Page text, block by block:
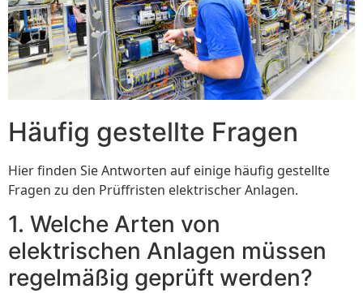
Häufig gestellte Fragen
Hier finden Sie Antworten auf einige häufig gestellte
Fragen zu den Prüffristen elektrischer Anlagen.
1. Welche Arten von
elektrischen Anlagen müssen
regelmäßig geprüft werden?